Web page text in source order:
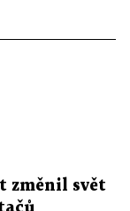
změnil svět